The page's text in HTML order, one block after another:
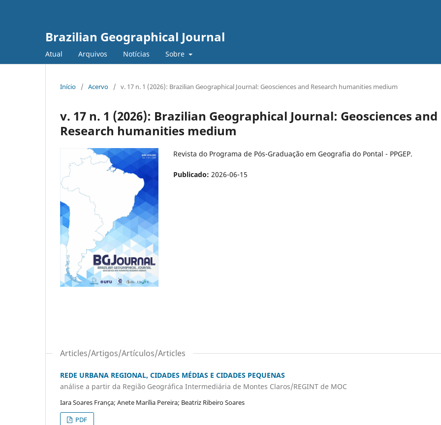
Brazilian Geographical Journal
Atual Arquivos Notícias Sobre
Início / Acervo / v. 17 n. 1 (2026): Brazilian Geographical Journal: Geosciences and Research humanities medium
v. 17 n. 1 (2026): Brazilian Geographical Journal: Geosciences and
Research humanities medium
Revista do Programa de Pós-Graduação em Geografia do Pontal - PPGEP.
Publicado: 2026-06-15
Articles/Artigos/Artículos/Articles
REDE URBANA REGIONAL, CIDADES MÉDIAS E CIDADES PEQUENAS
análise a partir da Região Geográfica Intermediária de Montes Claros/REGINT de MOC
Iara Soares França; Anete Marília Pereira; Beatriz Ribeiro Soares
PDF